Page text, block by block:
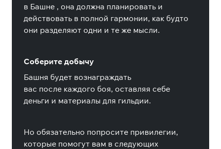
в Башне , она должна планировать и
действовать в полной гармонии, как будто
они разделяют одни и те же мысли.
Соберите добычу
Башня будет вознаграждать
вас после каждого боя, оставляя себе
деньги и материалы для гильдии.
Но обязательно попросите привилегии,
которые помогут вам в следующих